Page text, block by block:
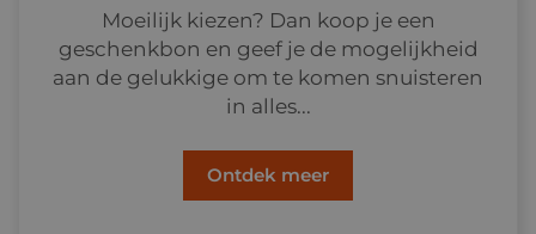
Moeilijk kiezen? Dan koop je een
geschenkbon en geef je de mogelijkheid
aan de gelukkige om te komen snuisteren
in alles...
Ontdek meer